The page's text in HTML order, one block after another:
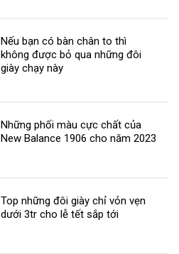
Nếu bạn có bàn chân to thì
không được bỏ qua những đôi
giày chạy này
Những phối màu cực chất của
New Balance 1906 cho năm 2023
Top những đôi giày chỉ vỏn vẹn
dưới 3tr cho lễ tết sắp tới